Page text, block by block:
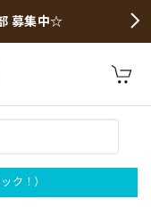
募集中☆
ク！）